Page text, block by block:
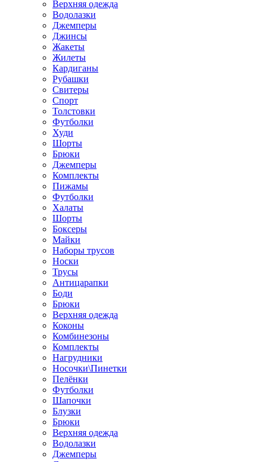
Верхняя одежда
Водолазки
Джемперы
Джинсы
Жакеты
Жилеты
Кардиганы
Рубашки
Свитеры
Спорт
Толстовки
Футболки
Худи
Шорты
Брюки
Джемперы
Комплекты
Пижамы
Футболки
Халаты
Шорты
Боксеры
Майки
Наборы трусов
Носки
Трусы
Антицарапки
Боди
Брюки
Верхняя одежда
Коконы
Комбинезоны
Комплекты
Нагрудники
Носочки\Пинетки
Пелёнки
Футболки
Шапочки
Блузки
Брюки
Верхняя одежда
Водолазки
Джемперы